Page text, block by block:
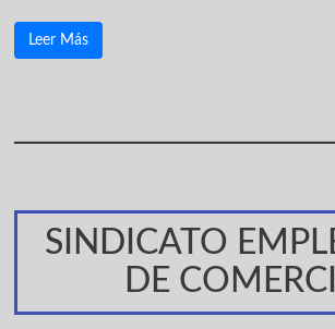
Leer Más
SINDICATO
DE